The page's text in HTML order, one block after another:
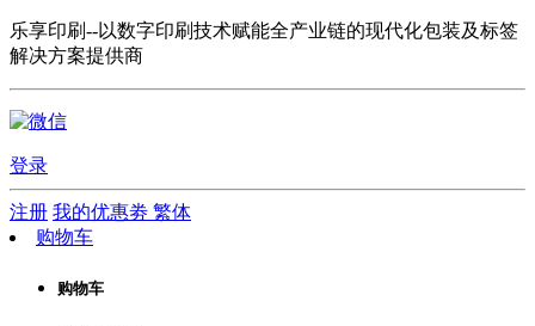
乐享印刷--以数字印刷技术赋能全产业链的现代化包装及标签
解决方案提供商
登录
注册 我的优惠劵 繁体
购物车
购物车